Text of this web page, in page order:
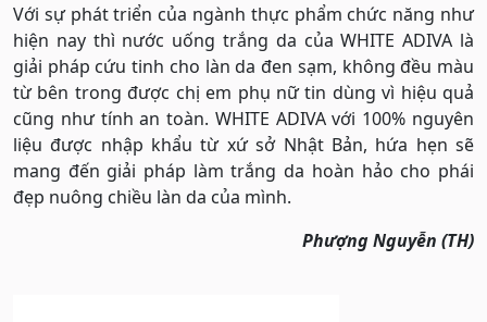
Với sự phát triển của ngành thực phẩm chức năng như
hiện nay thì nước uống trắng da của WHITE ADIVA là
giải pháp cứu tinh cho làn da đen sạm, không đều màu
từ bên trong được chị em phụ nữ tin dùng vì hiệu quả
cũng như tính an toàn. WHITE ADIVA với 100% nguyên
liệu được nhập khẩu từ xứ sở Nhật Bản, hứa hẹn sẽ
mang đến giải pháp làm trắng da hoàn hảo cho phái
đẹp nuông chiều làn da của mình.
Phượng Nguyễn (TH)